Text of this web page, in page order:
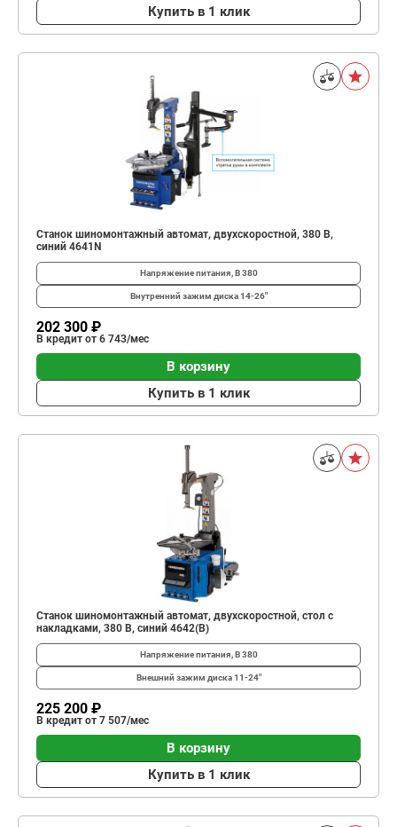
Купить в 1 клик
Станок шиномонтажный автомат, двухскоростной, 380 В,
синий 4641N
Напряжение питания, В380
Внутренний зажим диска14-26"
202 300 ₽
В кредит от 6 743/мес
В корзину
Купить в 1 клик
Станок шиномонтажный автомат, двухскоростной, стол с
накладками, 380 В, синий 4642(B)
Напряжение питания, В380
Внешний зажим диска11-24"
225 200 ₽
В кредит от 7 507/мес
В корзину
Купить в 1 клик